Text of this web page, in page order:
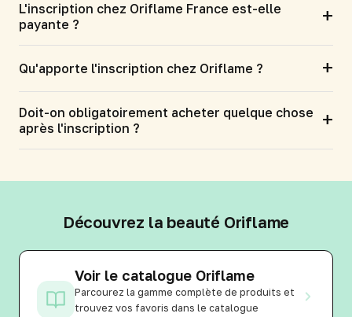
L'inscription chez Oriflame France est-elle
payante ?
+
Qu'apporte l'inscription chez Oriflame ? +
Doit-on obligatoirement acheter quelque chose
après l'inscription ?
+
Découvrez la beauté Oriflame
Voir le catalogue Oriflame
Parcourez la gamme complète de produits et
trouvez vos favoris dans le catalogue